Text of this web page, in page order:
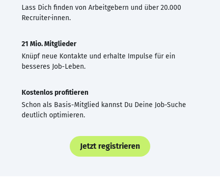
Lass Dich finden von Arbeitgebern und über 20.000
Recruiter·innen.
21 Mio. Mitglieder
Knüpf neue Kontakte und erhalte Impulse für ein
besseres Job-Leben.
Kostenlos profitieren
Schon als Basis-Mitglied kannst Du Deine Job-Suche
deutlich optimieren.
Jetzt registrieren